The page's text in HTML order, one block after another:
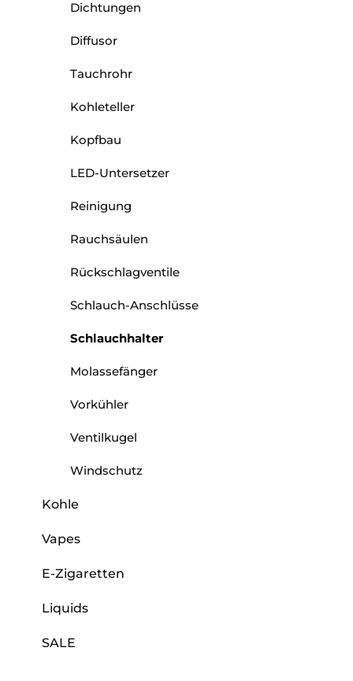
Dichtungen
Diffusor
Tauchrohr
Kohleteller
Kopfbau
LED-Untersetzer
Reinigung
Rauchsäulen
Rückschlagventile
Schlauch-Anschlüsse
Schlauchhalter
Molassefänger
Vorkühler
Ventilkugel
Windschutz
Kohle
Vapes
E-Zigaretten
Liquids
SALE